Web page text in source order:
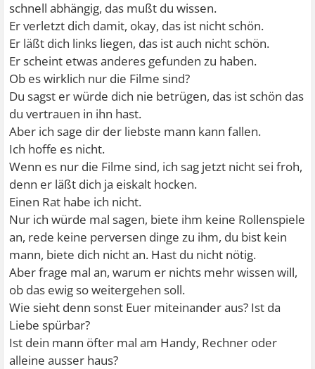
schnell abhängig, das mußt du wissen.
Er verletzt dich damit, okay, das ist nicht schön.
Er läßt dich links liegen, das ist auch nicht schön.
Er scheint etwas anderes gefunden zu haben.
Ob es wirklich nur die Filme sind?
Du sagst er würde dich nie betrügen, das ist schön das
du vertrauen in ihn hast.
Aber ich sage dir der liebste mann kann fallen.
Ich hoffe es nicht.
Wenn es nur die Filme sind, ich sag jetzt nicht sei froh,
denn er läßt dich ja eiskalt hocken.
Einen Rat habe ich nicht.
Nur ich würde mal sagen, biete ihm keine Rollenspiele
an, rede keine perversen dinge zu ihm, du bist kein
mann, biete dich nicht an. Hast du nicht nötig.
Aber frage mal an, warum er nichts mehr wissen will,
ob das ewig so weitergehen soll.
Wie sieht denn sonst Euer miteinander aus? Ist da
Liebe spürbar?
Ist dein mann öfter mal am Handy, Rechner oder
alleine ausser haus?